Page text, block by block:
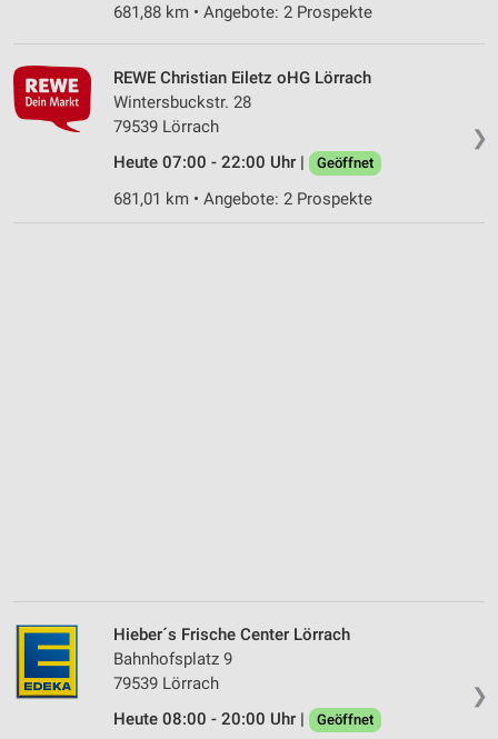
681,88 km • Angebote: 2 Prospekte
❯
REWE Christian Eiletz oHG Lörrach
Wintersbuckstr. 28
79539 Lörrach
Heute 07:00 - 22:00 Uhr |
Geöffnet
681,01 km • Angebote: 2 Prospekte
❯
Hieber´s Frische Center Lörrach
Bahnhofsplatz 9
79539 Lörrach
Heute 08:00 - 20:00 Uhr |
Geöffnet